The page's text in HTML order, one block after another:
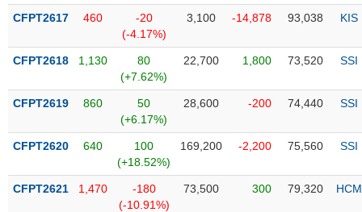
Tổng
quan
Giao
dịch
Tài
chính
Phân
tích
thuật
CFPT2617 460
-20
(-4.17%)
3,100 -14,878 93,038 KIS
CFPT2618 1,130
80
(+7.62%)
22,700 1,800 73,520 SSI
CFPT2619 860
50
(+6.17%)
28,600 -200 74,440 SSI
CFPT2620 640
100
(+18.52%)
169,200 -2,200 75,560 SSI
CFPT2621 1,470
-180
(-10.91%)
73,500 300 79,320 HCM
VS-
LƯỢNG